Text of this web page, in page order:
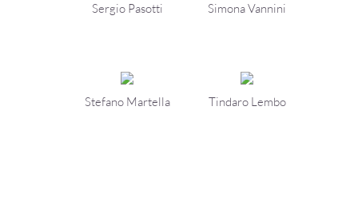
Sergio Pasotti Simona Vannini
Stefano Martella Tindaro Lembo